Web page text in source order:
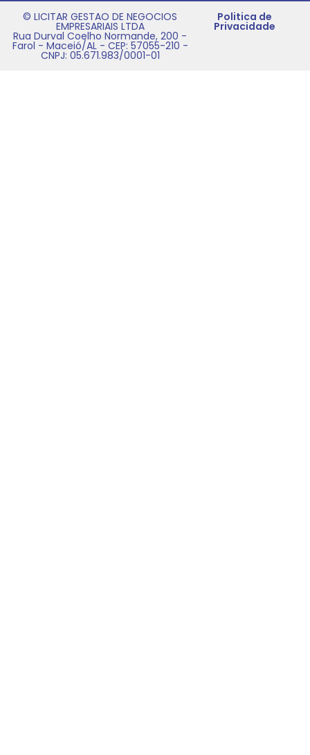
© LICITAR GESTAO DE NEGOCIOS
EMPRESARIAIS LTDA
Rua Durval Coelho Normande, 200 -
Farol - Maceió/AL - CEP: 57055-210 -
CNPJ: 05.671.983/0001-01
Politica de
Privacidade